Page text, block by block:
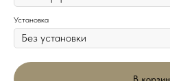
Установка